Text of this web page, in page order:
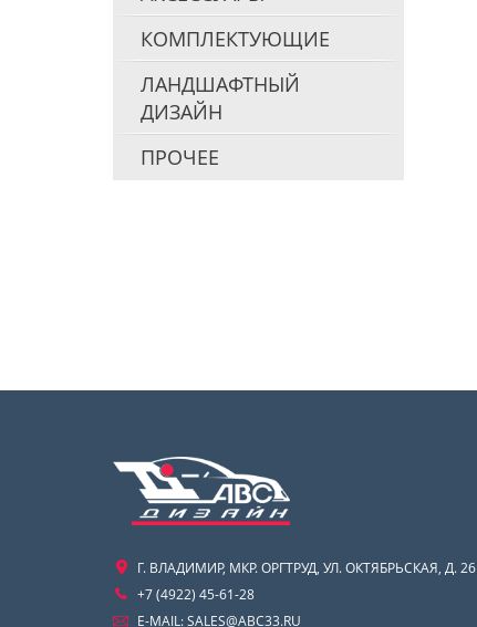
КОМПЛЕКТУЮЩИЕ
ЛАНДШАФТНЫЙ
ДИЗАЙН
ПРОЧЕЕ
Г. ВЛАДИМИР, МКР. ОРГТРУД, УЛ. ОКТЯБРЬСКАЯ, Д. 26
+7 (4922) 45-61-28
E-MAIL:SALES@ABC33.RU